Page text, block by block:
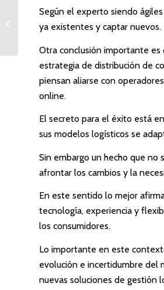
Según el experto siendo
ya existentes y captar nuevos.
Otra conclusión importante es
estrategia de distribución de
piensan aliarse con
online.
El secreto para el éxito está
sus modelos logísticos se
Sin embargo un hecho que no
afrontar los cambios y la
En este sentido lo mejor
tecnología, experiencia y
los consumidores.
Lo importante en este
evolución e incertidumbre del
nuevas soluciones de gestión
En Cataluña el sector
logístico crece durante
5 años seguidos